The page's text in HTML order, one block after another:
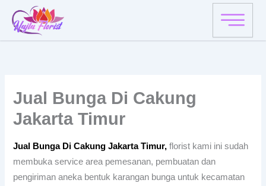
Jual Bunga Di Cakung
Jakarta Timur
Jual Bunga Di Cakung Jakarta Timur, florist kami ini sudah
membuka service area pemesanan, pembuatan dan
pengiriman aneka bentuk karangan bunga untuk kecamatan